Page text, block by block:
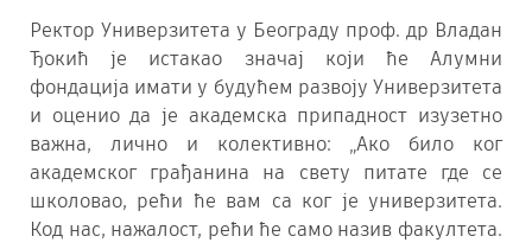
Ректор Универзитета у Београду проф. др Владан
Ђокић је истакао значај који ће Алумни
фондација имати у будућем развоју Универзитета
и оценио да је академска припадност изузетно
важна, лично и колективно: „Ако било ког
академског грађанина на свету питате где се
школовао, рећи ће вам са ког је универзитета.
Код нас, нажалост, рећи ће само назив факултета.